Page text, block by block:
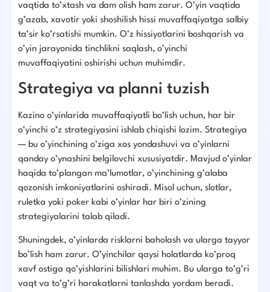
vaqtida to’xtash va dam olish ham zarur. O’yin vaqtida
g’azab, xavotir yoki shoshilish hissi muvaffaqiyatga salbiy
ta’sir ko’rsatishi mumkin. O’z hissiyotlarini boshqarish va
o’yin jarayonida tinchlikni saqlash, o’yinchi
muvaffaqiyatini oshirishi uchun muhimdir.
Strategiya va planni tuzish
Kazino o’yinlarida muvaffaqiyatli bo’lish uchun, har bir
o’yinchi o’z strategiyasini ishlab chiqishi lozim. Strategiya
— bu o’yinchining o’ziga xos yondashuvi va o’yinlarni
qanday o’ynashini belgilovchi xususiyatdir. Mavjud o’yinlar
haqida to’plangan ma’lumotlar, o’yinchining g’alaba
qozonish imkoniyatlarini oshiradi. Misol uchun, slotlar,
ruletka yoki poker kabi o’yinlar har biri o’zining
strategiyalarini talab qiladi.
Shuningdek, o’yinlarda risklarni baholash va ularga tayyor
bo’lish ham zarur. O’yinchilar qaysi holatlarda ko’proq
xavf ostiga qo’yishlarini bilishlari muhim. Bu ularga to’g’ri
vaqt va to’g’ri harakatlarni tanlashda yordam beradi.